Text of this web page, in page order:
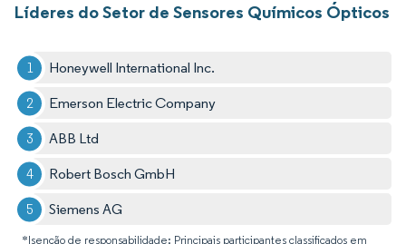
Líderes do Setor de Sensores Químicos Ópticos
Honeywell International Inc.
Emerson Electric Company
ABB Ltd
Robert Bosch GmbH
Siemens AG
*Isenção de responsabilidade: Principais participantes classificados em